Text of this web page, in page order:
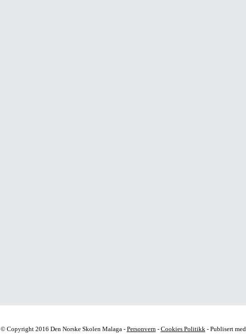
© Copyright 2016 Den Norske Skolen Malaga - Personvern - Cookies Politikk - Publisert med